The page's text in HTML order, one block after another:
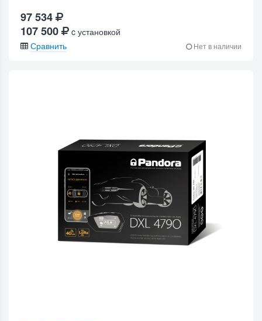
97 534
107 500
c установкой
Сравнить
Нет в наличии